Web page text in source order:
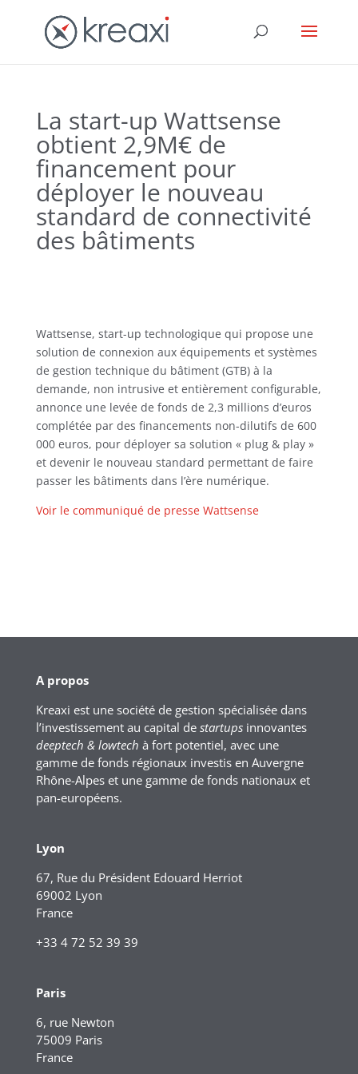
La start-up Wattsense
obtient 2,9M€ de
financement pour
déployer le nouveau
standard de connectivité
des bâtiments
Wattsense, start-up technologique qui propose une
solution de connexion aux équipements et systèmes
de gestion technique du bâtiment (GTB) à la
demande, non intrusive et entièrement configurable,
annonce une levée de fonds de 2,3 millions d’euros
complétée par des financements non-dilutifs de 600
000 euros, pour déployer sa solution « plug & play »
et devenir le nouveau standard permettant de faire
passer les bâtiments dans l’ère numérique.
Voir le communiqué de presse Wattsense
A propos
Kreaxi est une société de gestion spécialisée dans
l’investissement au capital de startupsinnovantes
deeptech & lowtech à fort potentiel, avec une
gamme de fonds régionaux investis en Auvergne
Rhône-Alpes et une gamme de fonds nationaux et
pan-européens.
Lyon
67, Rue du Président Edouard Herriot
69002 Lyon
France
+33 4 72 52 39 39
Paris
6, rue Newton
75009 Paris
France